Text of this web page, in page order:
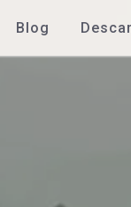
Blog